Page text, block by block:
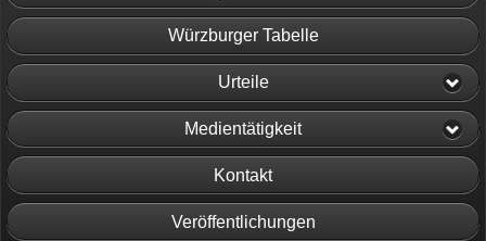
Würzburger Tabelle
Urteile
Medientätigkeit
Kontakt
Veröffentlichungen